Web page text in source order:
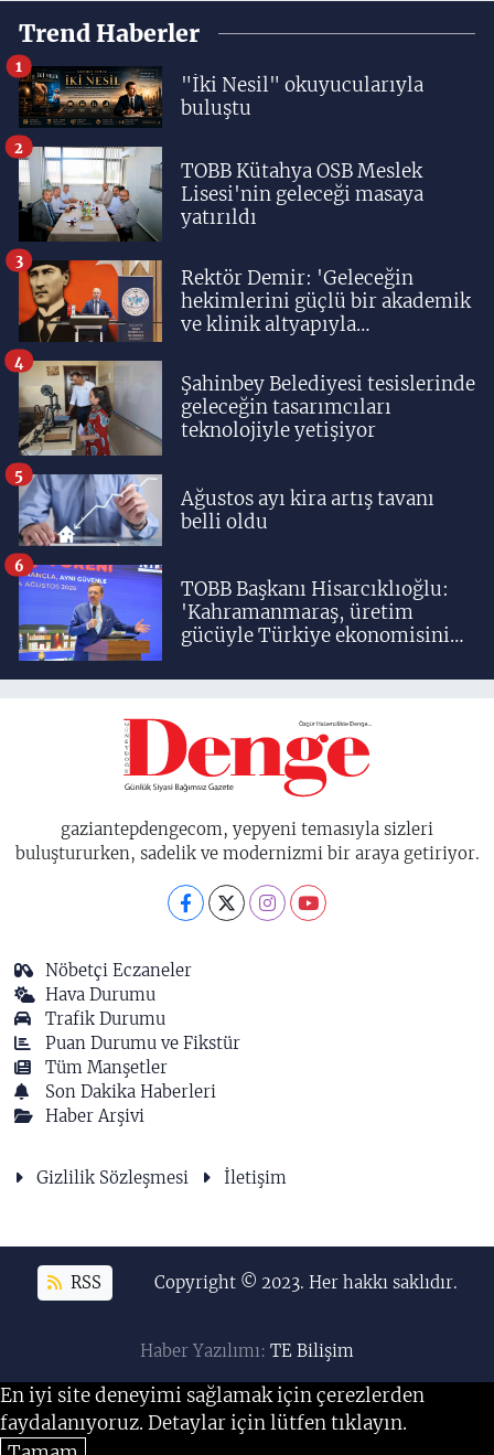
Trend Haberler
"İki Nesil" okuyucularıyla
buluştu
1
TOBB Kütahya OSB Meslek
Lisesi'nin geleceği masaya
yatırıldı
2
Rektör Demir: 'Geleceğin
hekimlerini güçlü bir akademik
ve klinik altyapıyla
3
Şahinbey Belediyesi tesislerinde
geleceğin tasarımcıları
teknolojiyle yetişiyor
4
Ağustos ayı kira artış tavanı
belli oldu
5
TOBB Başkanı Hisarcıklıoğlu:
'Kahramanmaraş, üretim
gücüyle Türkiye ekonomisinin
birisidir'
6
gaziantepdengecom, yepyeni temasıyla sizleri
buluştururken, sadelik ve modernizmi bir araya getiriyor.
Nöbetçi Eczaneler
Hava Durumu
Trafik Durumu
Puan Durumu ve Fikstür
Tüm Manşetler
Son Dakika Haberleri
Haber Arşivi
Gizlilik Sözleşmesi İletişim
RSS Copyright © 2023. Her hakkı saklıdır.
Haber Yazılımı: TE Bilişim
En iyi site deneyimi sağlamak için çerezlerden
faydalanıyoruz. Detaylar için lütfen tıklayın.